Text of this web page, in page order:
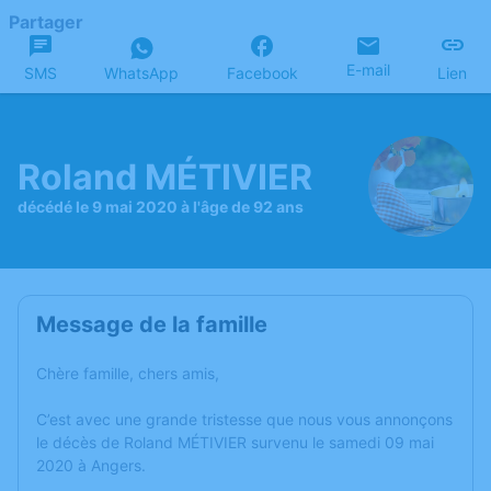
Partager
SMS WhatsApp Facebook E-mail Lien
Roland MÉTIVIER
décédé le 9 mai 2020 à l'âge de 92 ans
Message de la famille
Chère famille, chers amis,
C’est avec une grande tristesse que nous vous annonçons
le décès de Roland MÉTIVIER survenu le samedi 09 mai
2020 à Angers.